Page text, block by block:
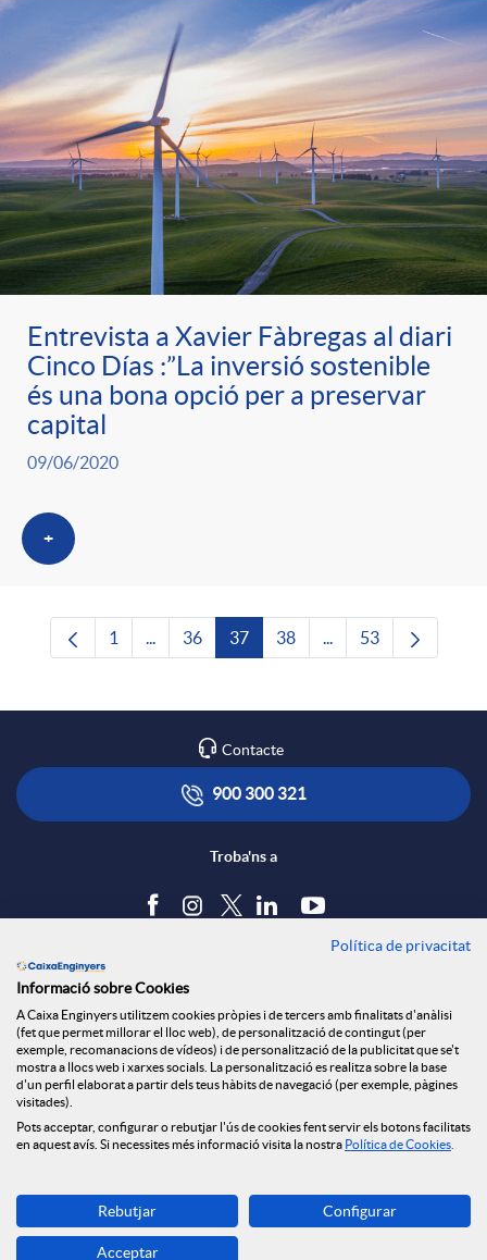
Entrevista a Xavier Fàbregas al diari
Cinco Días :”La inversió sostenible
és una bona opció per a preservar
capital
09/06/2020
+
Pàgina
1 ...Pàgines intermèdies Utilitzeu TAB per
Pàgina
36 Pàgina
37 Pàgina
38 ...Pàgines intermèdies
Pàgina
53
Contacte
900 300 321
Troba'ns a
Política de cookies
Avís legal
Seguretat Online
Canal denúncies
Descarrega-la ara
Banca MOBILE
Política de privacitat
Informació sobre Cookies
A Caixa Enginyers utilitzem cookies pròpies i de tercers amb finalitats d'anàlisi
(fet que permet millorar el lloc web), de personalització de contingut (per
exemple, recomanacions de vídeos) i de personalització de la publicitat que se't
mostra a llocs web i xarxes socials. La personalització es realitza sobre la base
d'un perfil elaborat a partir dels teus hàbits de navegació (per exemple, pàgines
visitades).
Pots acceptar, configurar o rebutjar l'ús de cookies fent servir els botons facilitats
en aquest avís. Si necessites més informació visita la nostra Política de Cookies
Rebutjar Configurar
Acceptar